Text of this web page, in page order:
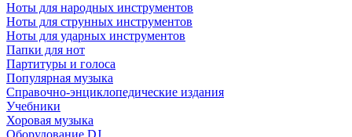
Ноты для народных инструментов
Ноты для струнных инструментов
Ноты для ударных инструментов
Папки для нот
Партитуры и голоса
Популярная музыка
Справочно-энциклопедические издания
Учебники
Хоровая музыка
Оборудование DJ